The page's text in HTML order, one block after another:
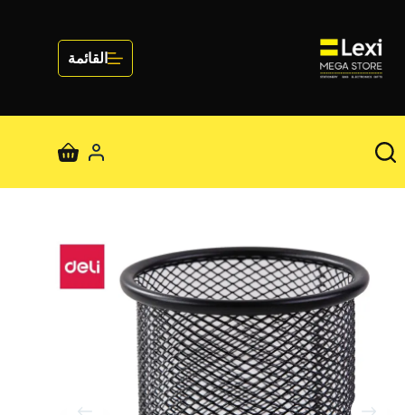
المحتوى
القائمة
عربة